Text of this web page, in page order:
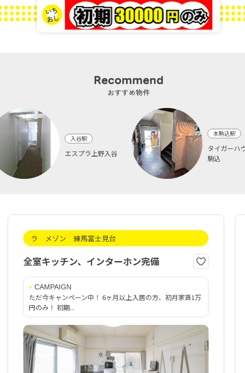
Recommend
おすすめ物件
入谷駅
エスプラ上野入谷
本駒込駅
タイガーハ
駒込
ラ メゾン 練馬富士見台
全室キッチン、インターホン完備
CAMPAIGN
ただ今キャンペーン中！ 6ヶ月以上入居の方、初月家賃1万
円のみ！ 初期...